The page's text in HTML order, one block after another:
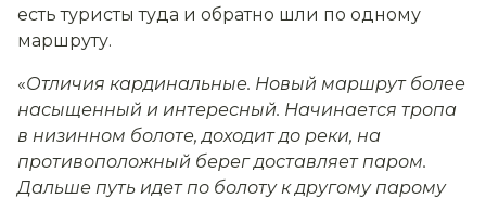
есть туристы туда и обратно шли по одному
маршруту.
«Отличия кардинальные. Новый маршрут более
насыщенный и интересный. Начинается тропа
в низинном болоте, доходит до реки, на
противоположный берег доставляет паром.
Дальше путь идет по болоту к другому парому